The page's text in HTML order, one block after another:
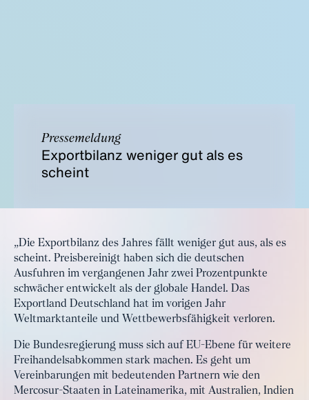
Pressemeldung
Exportbilanz weniger gut als es
scheint
„Die Exportbilanz des Jahres fällt weniger gut aus, als es
scheint. Preisbereinigt haben sich die deutschen
Ausfuhren im vergangenen Jahr zwei Prozentpunkte
schwächer entwickelt als der globale Handel. Das
Exportland Deutschland hat im vorigen Jahr
Weltmarktanteile und Wettbewerbsfähigkeit verloren.
Die Bundesregierung muss sich auf EU-Ebene für weitere
Freihandelsabkommen stark machen. Es geht um
Vereinbarungen mit bedeutenden Partnern wie den
Mercosur-Staaten in Lateinamerika, mit Australien, Indien